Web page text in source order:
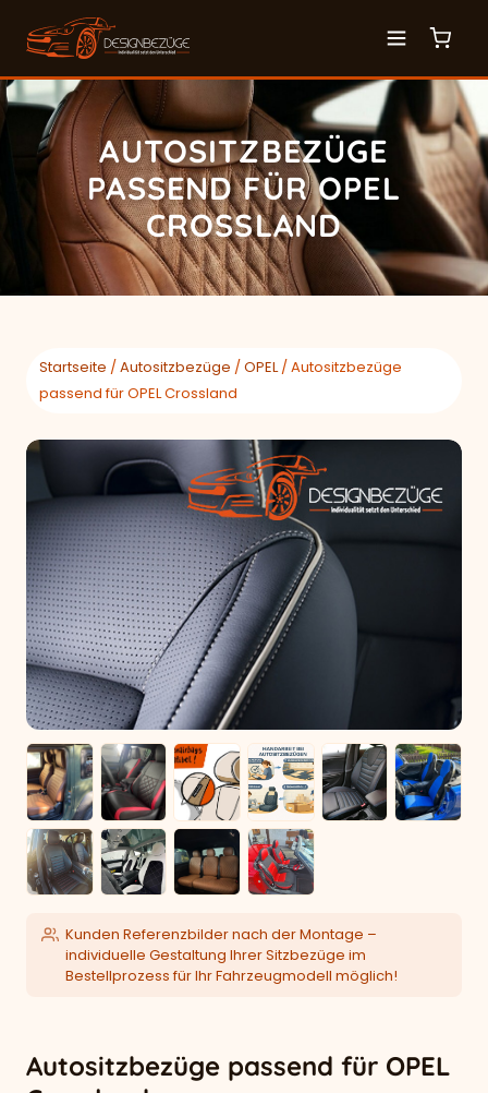
AUTOSITZBEZÜGE
PASSEND FÜR OPEL
CROSSLAND
Startseite /Autositzbezüge /OPEL/ Autositzbezüge
passend für OPEL Crossland
Kunden Referenzbilder nach der Montage –
individuelle Gestaltung Ihrer Sitzbezüge im
Bestellprozess für Ihr Fahrzeugmodell möglich!
Autositzbezüge passend für OPEL